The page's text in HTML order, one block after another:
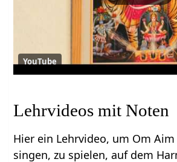
YouTube
Lehrvideos mit Noten
Hier ein Lehrvideo, um Om
singen, zu spielen, auf dem